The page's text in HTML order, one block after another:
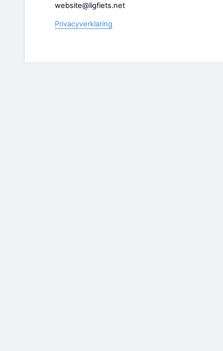
website@ligfiets.net
Privacyverklaring